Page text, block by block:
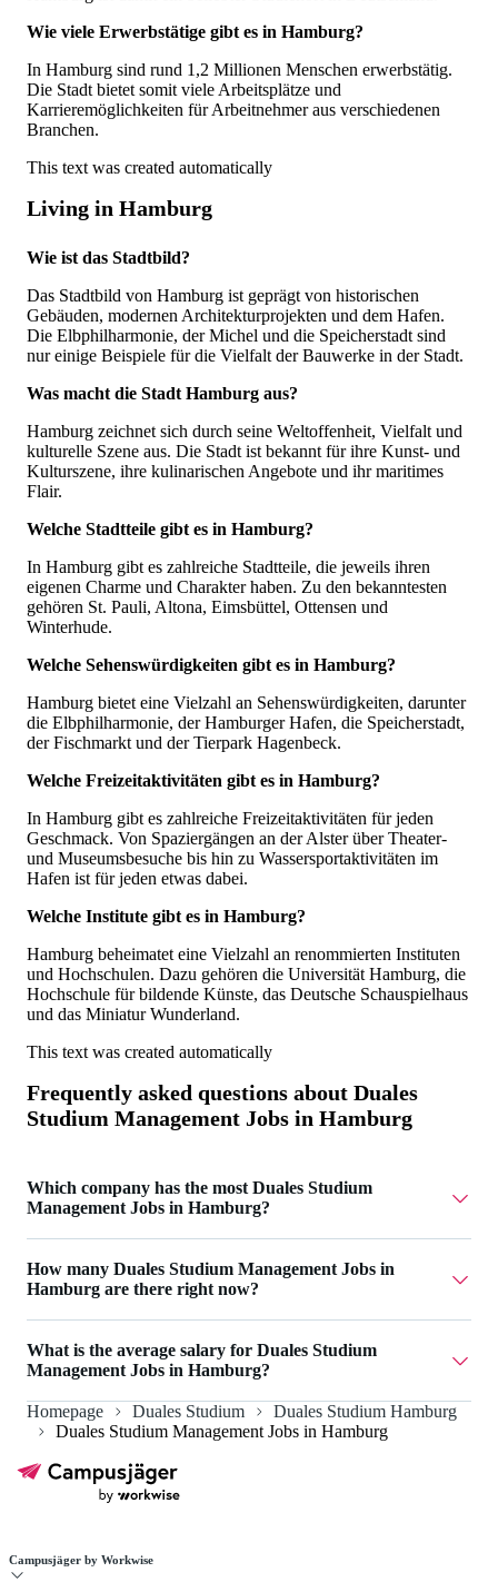
Wie viele Erwerbstätige gibt es in Hamburg?
In Hamburg sind rund 1,2 Millionen Menschen erwerbstätig.
Die Stadt bietet somit viele Arbeitsplätze und
Karrieremöglichkeiten für Arbeitnehmer aus verschiedenen
Branchen.
This text was created automatically
Living in Hamburg
Wie ist das Stadtbild?
Das Stadtbild von Hamburg ist geprägt von historischen
Gebäuden, modernen Architekturprojekten und dem Hafen.
Die Elbphilharmonie, der Michel und die Speicherstadt sind
nur einige Beispiele für die Vielfalt der Bauwerke in der Stadt.
Was macht die Stadt Hamburg aus?
Hamburg zeichnet sich durch seine Weltoffenheit, Vielfalt und
kulturelle Szene aus. Die Stadt ist bekannt für ihre Kunst- und
Kulturszene, ihre kulinarischen Angebote und ihr maritimes
Flair.
Welche Stadtteile gibt es in Hamburg?
In Hamburg gibt es zahlreiche Stadtteile, die jeweils ihren
eigenen Charme und Charakter haben. Zu den bekanntesten
gehören St. Pauli, Altona, Eimsbüttel, Ottensen und
Winterhude.
Welche Sehenswürdigkeiten gibt es in Hamburg?
Hamburg bietet eine Vielzahl an Sehenswürdigkeiten, darunter
die Elbphilharmonie, der Hamburger Hafen, die Speicherstadt,
der Fischmarkt und der Tierpark Hagenbeck.
Welche Freizeitaktivitäten gibt es in Hamburg?
In Hamburg gibt es zahlreiche Freizeitaktivitäten für jeden
Geschmack. Von Spaziergängen an der Alster über Theater-
und Museumsbesuche bis hin zu Wassersportaktivitäten im
Hafen ist für jeden etwas dabei.
Welche Institute gibt es in Hamburg?
Hamburg beheimatet eine Vielzahl an renommierten Instituten
und Hochschulen. Dazu gehören die Universität Hamburg, die
Hochschule für bildende Künste, das Deutsche Schauspielhaus
und das Miniatur Wunderland.
This text was created automatically
Frequently asked questions about Duales
Studium Management Jobs in Hamburg
Which company has the most Duales Studium
Management Jobs in Hamburg?
Duales Studium Management Jobs in Hamburg.
How many Duales Studium Management Jobs in
Hamburg are there right now?
Hamburg.
What is the average salary for Duales Studium
Management Jobs in Hamburg?
The average salary for Duales Studium Management Jobs
Homepage Duales Studium
Duales Studium Hamburg
Duales Studium Management Jobs in Hamburg
Campusjäger by Workwise